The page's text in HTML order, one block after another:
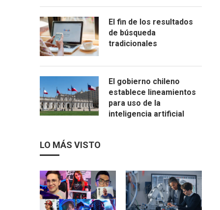
El fin de los resultados
de búsqueda
tradicionales
El gobierno chileno
establece lineamientos
para uso de la
inteligencia artificial
LO MÁS VISTO